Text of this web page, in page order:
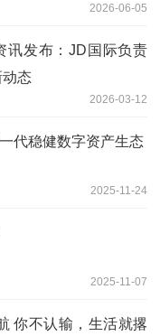
2026-06-05
讯发布：JD国际负责
动态
2026-03-12
代稳健数字资产生态
2025-11-24
2025-11-07
你不认输，生活就撂